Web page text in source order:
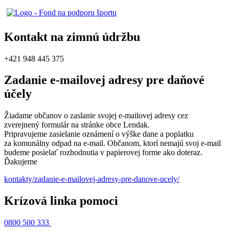
Kontakt na zimnú údržbu
+421 948 445 375
Zadanie e-mailovej adresy pre daňové
účely
Žiadame občanov o zaslanie svojej e-mailovej adresy cez
zverejnený formulár na stránke obce Lendak.
Pripravujeme zasielanie oznámení o výške dane a poplatku
za komunálny odpad na e-mail. Občanom, ktorí nemajú svoj e-mail
budeme posielať rozhodnutia v papierovej forme ako doteraz.
Ďakujeme
kontakty/zadanie-e-mailovej-adresy-pre-danove-ucely/
Krízová linka pomoci
0800 500 333